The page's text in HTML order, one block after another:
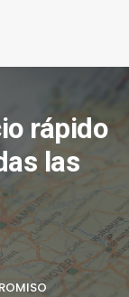
rápido
las